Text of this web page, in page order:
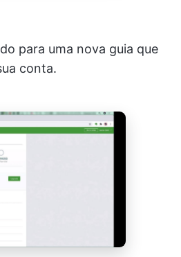
para uma nova guia que
conta.